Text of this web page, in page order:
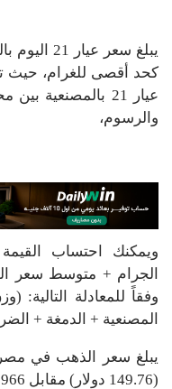
كحد أقصى للغرام، حيث
عيار 21
والرسوم،
ويمكنك احتساب
وفقاً للمعادلة
المصنعية + الدمغة +
(149.76 دولار) مقابل 7966 جنيها للبيع (150.40 دولار).